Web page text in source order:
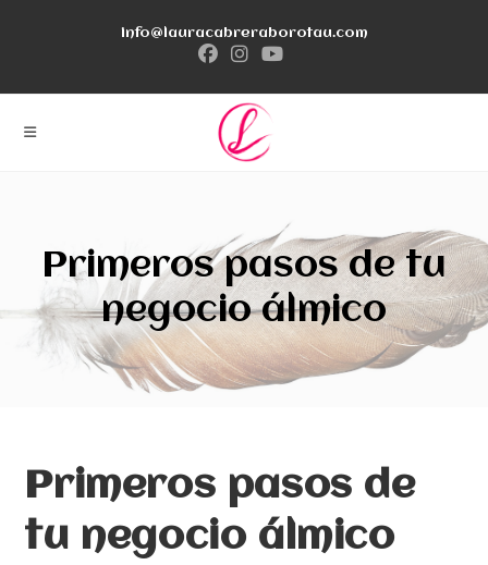
info@lauracabreraborotau.com
Primeros pasos de tu
negocio álmico
Primeros pasos de
tu negocio álmico